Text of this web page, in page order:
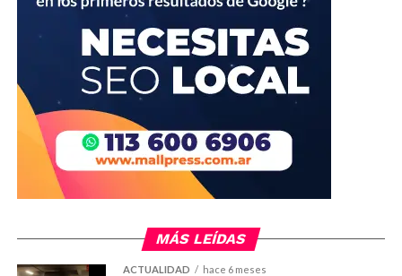
MÁS LEÍDAS
ACTUALIDAD hace 6 meses